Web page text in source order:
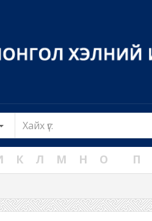
Toggle Dropdown
К Л М Н О П